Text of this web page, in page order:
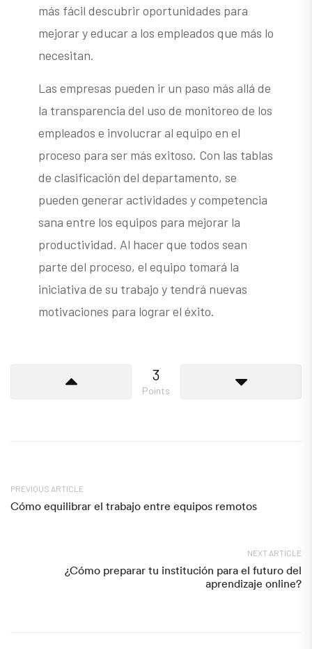
más fácil descubrir oportunidades para
mejorar y educar a los empleados que más lo
necesitan.
Las empresas pueden ir un paso más allá de
la transparencia del uso de monitoreo de los
empleados e involucrar al equipo en el
proceso para ser más exitoso. Con las tablas
de clasificación del departamento, se
pueden generar actividades y competencia
sana entre los equipos para mejorar la
productividad. Al hacer que todos sean
parte del proceso, el equipo tomará la
iniciativa de su trabajo y tendrá nuevas
motivaciones para lograr el éxito.
3
Points
PREVIOUS ARTICLE
Cómo equilibrar el trabajo entre equipos remotos
NEXT ARTICLE
¿Cómo preparar tu institución para el futuro del
aprendizaje online?